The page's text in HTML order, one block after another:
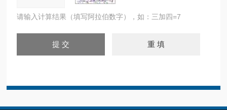
请输入计算结果（填写阿拉伯数字），如：三加四=7